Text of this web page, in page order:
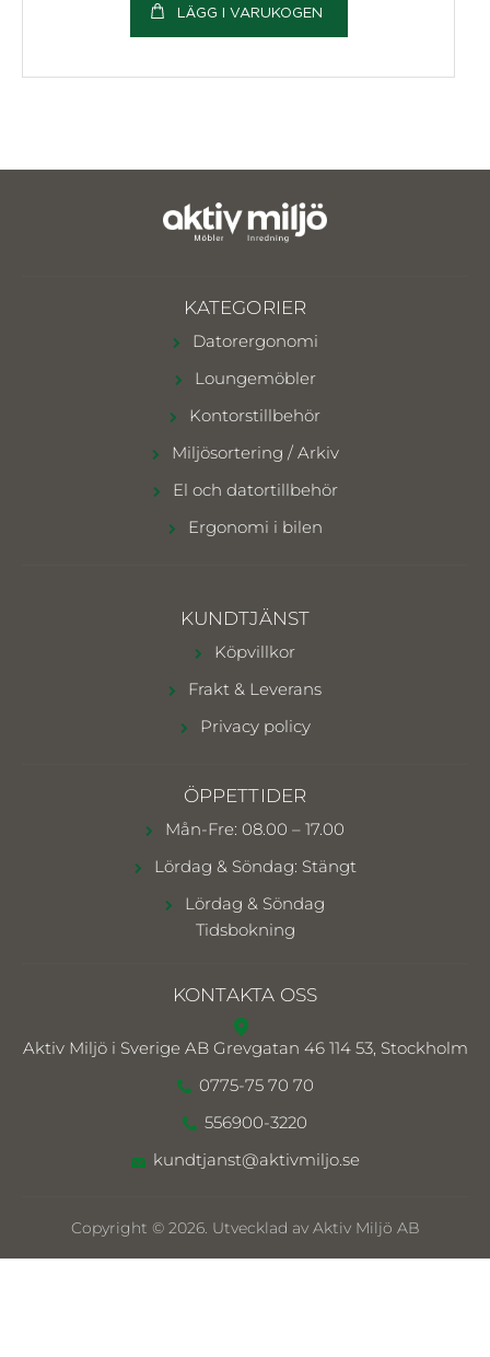
LÄGG I VARUKOGEN
KATEGORIER
Datorergonomi
Loungemöbler
Kontorstillbehör
Miljösortering / Arkiv
El och datortillbehör
Ergonomi i bilen
KUNDTJÄNST
Köpvillkor
Frakt & Leverans
Privacy policy
ÖPPETTIDER
Mån-Fre: 08.00 – 17.00
Lördag & Söndag: Stängt
Lördag & Söndag
Tidsbokning
KONTAKTA OSS
Aktiv Miljö i Sverige AB Grevgatan 46 114 53, Stockholm
0775-75 70 70
556900-3220
kundtjanst@aktivmiljo.se
Copyright © 2026. Utvecklad av Aktiv Miljö AB